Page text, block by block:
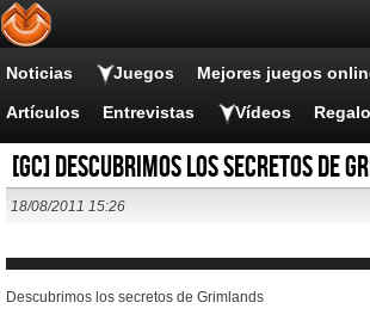
Noticias Juegos Mejores juegos
Artículos Entrevistas Vídeos
[GC] Descubrimos los secretos de
18/08/2011 15:26
Descubrimos los secretos de Grimlands